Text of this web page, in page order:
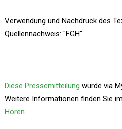
Verwendung und Nachdruck des
Quellennachweis: "FGH"
Diese Pressemitteilung wurde via
Weitere Informationen finden Sie im
Hören.